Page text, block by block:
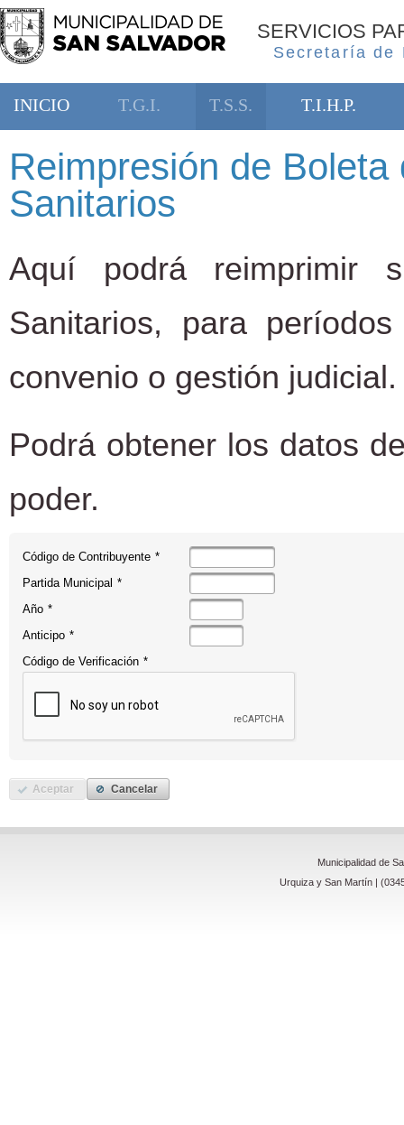
SERVICIOS
Secretaría de
INICIO T.G.I. T.S.S. T.I.H.P.
Reimpresión de
Sanitarios
Aquí podrá reimprimir
Sanitarios, para
convenio o gestión judicial.
Podrá obtener los datos
poder.
Código de Contribuyente *
Partida Municipal *
Año *
Anticipo *
Código de Verificación *
Aceptar Cancelar
Municipalidad de
Urquiza y San Martín |